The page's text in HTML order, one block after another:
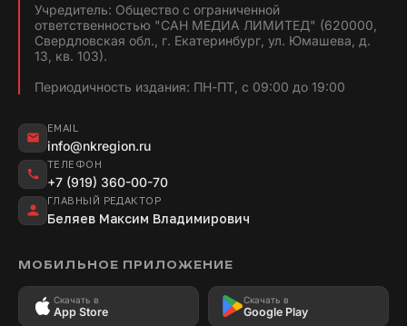
Учредитель: Общество с ограниченной
ответственностью "САН МЕДИА ЛИМИТЕД" (620000,
Свердловская обл., г. Екатеринбург, ул. Юмашева, д.
13, кв. 103).
Периодичность издания: ПН-ПТ, с 09:00 до 19:00
EMAIL
info@nkregion.ru
ТЕЛЕФОН
+7 (919) 360-00-70
ГЛАВНЫЙ РЕДАКТОР
Беляев Максим Владимирович
МОБИЛЬНОЕ ПРИЛОЖЕНИЕ
Скачать в
App Store
Скачать в
Google Play